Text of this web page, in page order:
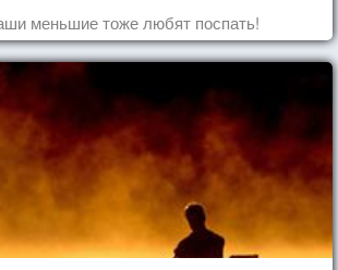
меньшие тоже любят поспать!